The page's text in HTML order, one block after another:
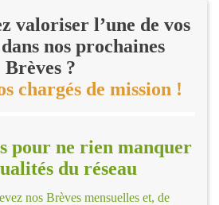
valoriser l’une de vos
nos prochaines
Brèves ?
chargés de mission !
pour ne rien manquer
du réseau
nos Brèves mensuelles et, de